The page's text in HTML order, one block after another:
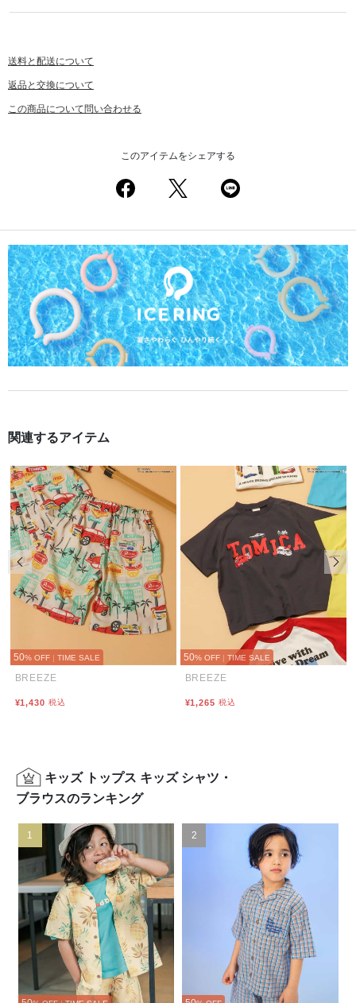
送料と配送について
返品と交換について
この商品について問い合わせる
このアイテムをシェアする
関連するアイテム
50% OFF | TIME SALE
BREEZE
¥1,430 税込
50% OFF | TIME SALE
BREEZE
¥1,265 税込
前の画像 次
キッズ トップス キッズ シャツ・
ブラウスのランキング
1 2